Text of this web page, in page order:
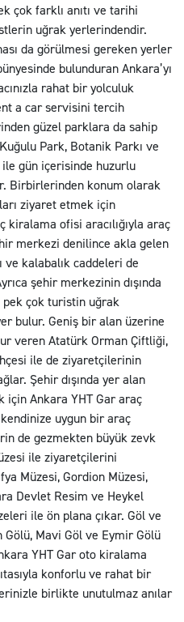
çok farklı anıtı ve tarihi
uğrak yerlerindendir.
da görülmesi gereken yerler
bulunduran Ankara’yı
rahat bir yolculuk
a car servisini tercih
güzel parklara da sahip
Park, Botanik Parkı ve
gün içerisinde huzurlu
Birbirlerinden konum olarak
ziyaret etmek için
kiralama ofisi aracılığıyla araç
merkezi denilince akla gelen
ve kalabalık caddeleri de
şehir merkezinin dışında
çok turistin uğrak
bulur. Geniş bir alan üzerine
veren Atatürk Orman Çiftliği,
ile de ziyaretçilerinin
Şehir dışında yer alan
Ankara YHT Gar araç
uygun bir araç
de gezmekten büyük zevk
ile ziyaretçilerini
Müzesi, Gordion Müzesi,
Devlet Resim ve Heykel
ile ön plana çıkar. Göl ve
Mavi Göl ve Eymir Gölü
YHT Gar oto kiralama
konforlu ve rahat bir
birlikte unutulmaz anılar